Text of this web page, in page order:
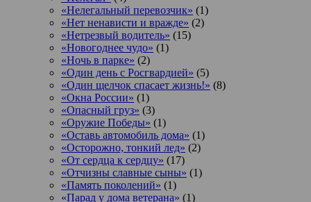
«Нелегальный перевозчик» (1)
«Нет ненависти и вражде» (2)
«Нетрезвый водитель» (15)
«Новогоднее чудо» (1)
«Ночь в парке» (2)
«Один день с Росгвардией» (5)
«Один щелчок спасает жизнь!» (8)
«Окна России» (1)
«Опасный груз» (3)
«Оружие Победы» (1)
«Оставь автомобиль дома» (1)
«Осторожно, тонкий лед» (2)
«От сердца к сердцу» (17)
«Отчизны славные сыны» (1)
«Память поколений» (1)
«Парад у дома ветерана» (1)